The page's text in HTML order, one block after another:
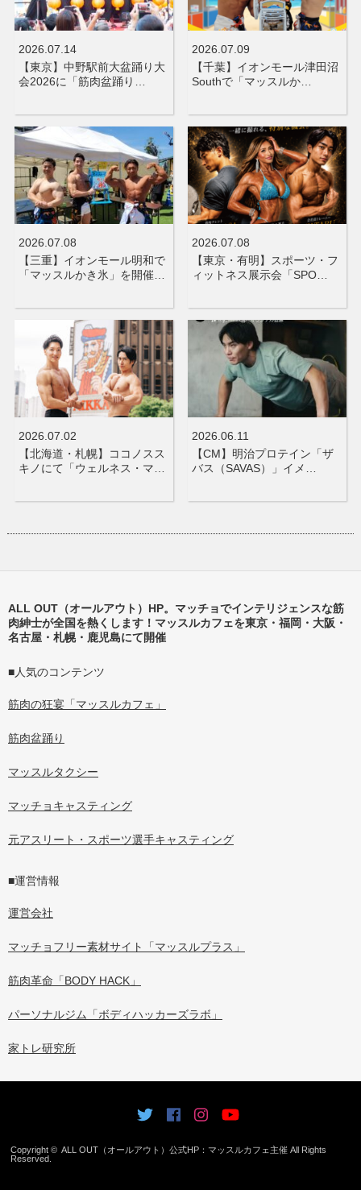
2026.07.14
【東京】中野駅前大盆踊り大
会2026に「筋肉盆踊り…
2026.07.09
【千葉】イオンモール津田沼
Southで「マッスルか…
2026.07.08
【三重】イオンモール明和で
「マッスルかき氷」を開催…
2026.07.08
【東京・有明】スポーツ・フ
ィットネス展示会「SPO…
2026.07.02
【北海道・札幌】ココノスス
キノにて「ウェルネス・マ…
2026.06.11
【CM】明治プロテイン「ザ
バス（SAVAS）」イメ…
ALL OUT（オールアウト）HP。マッチョでインテリジェンスな筋
肉紳士が全国を熱くします！マッスルカフェを東京・福岡・大阪・
名古屋・札幌・鹿児島にて開催
■人気のコンテンツ
筋肉の狂宴「マッスルカフェ」
筋肉盆踊り
マッスルタクシー
マッチョキャスティング
元アスリート・スポーツ選手キャスティング
■運営情報
運営会社
マッチョフリー素材サイト「マッスルプラス」
筋肉革命「BODY HACK」
パーソナルジム「ボディハッカーズラボ」
家トレ研究所
Copyright ©ALL OUT（オールアウト）公式HP：マッスルカフェ主催 All Rights
Reserved.